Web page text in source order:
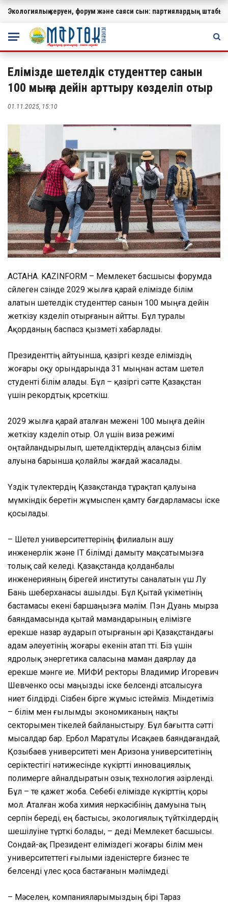
МАҢЫЗДЫ
Экологиялық керуен, форум және саяси сын: партиялардың
Елімізде шетелдік студенттер санын
100 мыңға дейін арттыру көзделіп отыр
01.11.2025, 15:10
АСТАНА. KAZINFORM – Мемлекет басшысы форумда
сөйлеген сөзінде 2029 жылға қарай елімізде білім
алатын шетелдік студенттер санын 100 мыңға дейін
жеткізу көзделіп отырғанын айтты. Бұл туралы
Ақорданың баспасөз қызметі хабарлады.
Президенттің айтуынша, қазіргі кезде еліміздің
жоғары оқу орындарында 31 мыңнан астам шетел
студенті білім алады. Бұл – қазіргі сәтте Қазақстан
үшін рекордтық көрсеткіш.
2029 жылға қарай аталған межені 100 мыңға дейін
жеткізу көзделіп отыр. Ол үшін виза режимі
оңтайландырылып, шетелдіктердің алаңсыз білім
алуына барынша қолайлы жағдай жасалады.
Үздік түлектердің Қазақстанда тұрақтап қалуына
мүмкіндік беретін жұмыспен қамту бағдарламасы іске
қосылады.
– Шетел университеттерінің филиалын ашу
инженерлік және IT білімді дамыту мақсатымызға
толық сай келеді. Қазақстанда қолданбалы
инженерияның бірегей институты саналатын үш Лу
Бань шеберханасы ашылды. Бұл Қытай үкіметінің
бастамасы екені баршаңызға мәлім. Пэн Дуань мырза
баяндамасында қытай мамандарының елімізге
ерекше назар аударып отырғанын әрі Қазақстандағы
адам әлеуетінің жоғары екенін атап өтті. Біз үшін
ядролық энергетика саласына маман даярлау да
ерекше мәнге ие. МИФИ ректоры Владимир Игоревич
Шевченко осы маңызды іске белсенді атсалысуға
ниет білдірді. Сізбен бірге жұмыс істейміз. Міндетіміз
– білім мен ғылымды экономиканың нақты
секторымен тікелей байланыстыру. Бұл бағытта сәтті
мысалдар бар. Ербол Маратұлы Исақаев баяндағандай,
Қозыбаев университеті мен Аризона университетінің
серіктестігі нәтижесінде күкіртті инновациялық
полимерге айналдыратын озық технология әзірленді.
Бұл – өте қажет жоба. Себебі елімізде күкірттің қоры
мол. Аталған жоба химия өнеркәсібінің дамуына тың
серпін береді, ең бастысы, экологиялық түйткілдердің
шешілуіне түрткі болады, – деді Мемлекет басшысы.
Сондай-ақ Президент еліміздегі жоғары білім мен
университеттегі ғылыми ізденістерге бизнес те
белсенді үлес қоса бастағанын мәлімдеді.
– Мәселен, компанияларымыздың бірі Тараз